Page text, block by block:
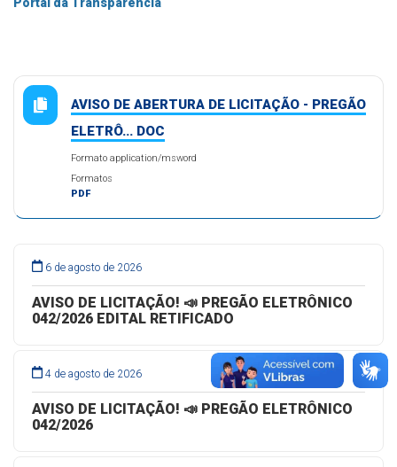
AVISO DE ABERTURA DE LICITAÇÃO - PREGÃO
ELETRÔ... DOC
Formato application/msword
Formatos
PDF
6 de agosto de 2026
AVISO DE LICITAÇÃO! 📣 PREGÃO ELETRÔNICO
042/2026 EDITAL RETIFICADO
4 de agosto de 2026
AVISO DE LICITAÇÃO! 📣 PREGÃO ELETRÔNICO
042/2026